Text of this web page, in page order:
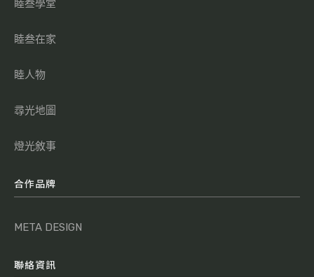
睦叁學堂
睦叁在家
睦人物
尋光地圖
燈光敘事
合作品牌
META DESIGN
聯絡資訊